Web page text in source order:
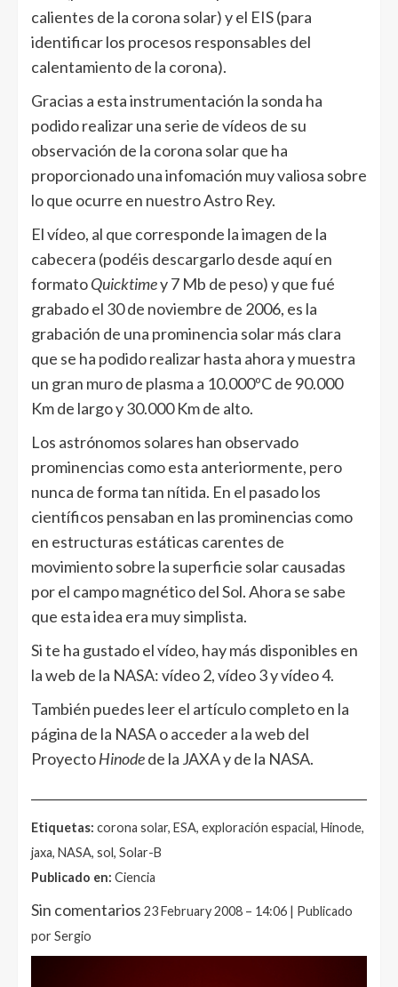
calientes de la corona solar) y el EIS (para
identificar los procesos responsables del
calentamiento de la corona).
Gracias a esta instrumentación la sonda ha
podido realizar una serie de vídeos de su
observación de la corona solar que ha
proporcionado una infomación muy valiosa sobre
lo que ocurre en nuestro Astro Rey.
El vídeo, al que corresponde la imagen de la
cabecera (podéis descargarlo desde aquí en
formatoQuicktimey 7 Mb de peso) y que fué
grabado el 30 de noviembre de 2006, es la
grabación de una prominencia solar más clara
que se ha podido realizar hasta ahora y muestra
un gran muro de plasma a 10.000ºC de 90.000
Km de largo y 30.000 Km de alto.
Los astrónomos solares han observado
prominencias como esta anteriormente, pero
nunca de forma tan nítida. En el pasado los
científicos pensaban en las prominencias como
en estructuras estáticas carentes de
movimiento sobre la superficie solar causadas
por el campo magnético del Sol. Ahora se sabe
que esta idea era muy simplista.
Si te ha gustado el vídeo, hay más disponibles en
la web de la NASA: vídeo 2, vídeo 3 y vídeo 4.
También puedes leer el artículo completo en la
página de la NASA o acceder a la web del
ProyectoHinodede la JAXA y de la NASA.
Etiquetas: corona solar, ESA, exploración espacial, Hinode,
jaxa, NASA, sol, Solar-B
Publicado en: Ciencia
Sin comentarios 23 February 2008 – 14:06 | Publicado
por Sergio